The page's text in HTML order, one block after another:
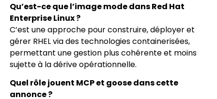
Qu’est-ce que l’image mode dans Red Hat
Enterprise Linux ?
C’est une approche pour construire, déployer et
gérer RHEL via des technologies containerisées,
permettant une gestion plus cohérente et moins
sujette à la dérive opérationnelle.
Quel rôle jouent MCP et goose dans cette
annonce ?